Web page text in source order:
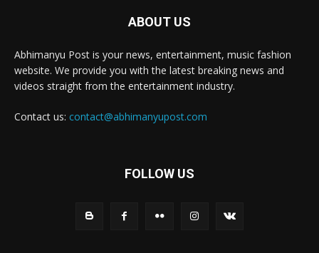
ABOUT US
Abhimanyu Post is your news, entertainment, music fashion
website. We provide you with the latest breaking news and
videos straight from the entertainment industry.
Contact us: contact@abhimanyupost.com
FOLLOW US